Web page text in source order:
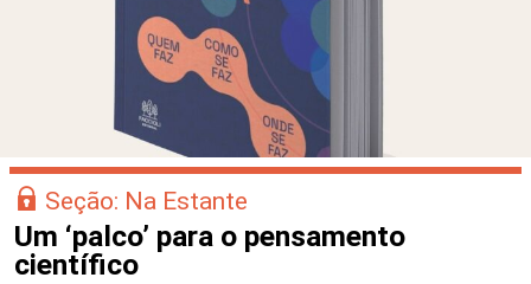
Seção: Na Estante
Um ‘palco’ para o pensamento
científico